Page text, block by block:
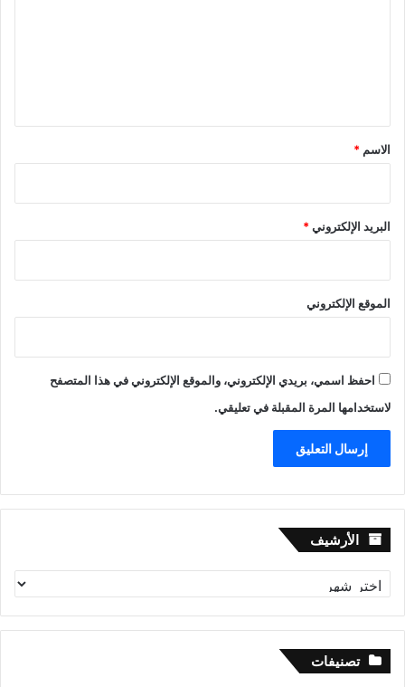
*
الاسم *
البريد الإلكتروني*
الموقع الإلكتروني
احفظ اسمي، بريدي الإلكتروني، والموقع الإلكتروني في هذا المتصفح
لاستخدامها المرة المقبلة في تعليقي.
الأرشيف الأرشيف
تصنيفات